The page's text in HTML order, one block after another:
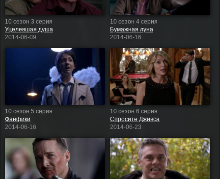
10 сезон 3 серия
Уцелевшая душа
2014-06-09
10 сезон 4 серия
Бумажная луна
2014-06-16
10 сезон 5 серия
Фанфики
2014-06-16
10 сезон 6 серия
Спросите Дживса
2014-06-23